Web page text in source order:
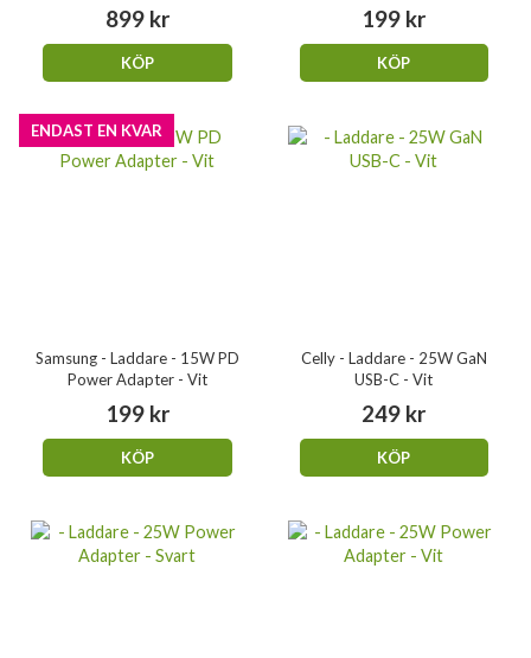
899 kr
KÖP
199 kr
KÖP
ENDAST EN KVAR
Samsung - Laddare - 15W PD
Power Adapter - Vit
199 kr
KÖP
Celly - Laddare - 25W GaN
USB-C - Vit
249 kr
KÖP